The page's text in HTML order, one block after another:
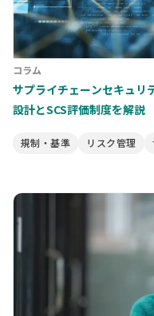
コラム
サプライチェーンセキュリ
設計とSCS評価制度を解説
規制・基準 リスク管理